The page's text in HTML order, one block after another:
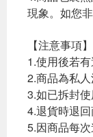
現象。如您
【注意事項】
1.使用後若
2.商品為私
3.如已拆封
4.退貨時退
5.因商品每